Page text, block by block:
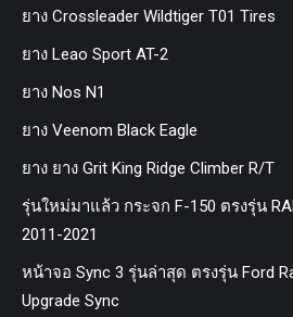
ยาง Crossleader Wildtiger T01 Tires
ยาง Leao Sport AT-2
ยาง Nos N1
ยาง Veenom Black Eagle
ยาง ยาง Grit King Ridge Climber R/T
รุ่นใหม่มาแล้ว กระจก F-150 ตรงรุ่น
2011-2021
หน้าจอ Sync 3 รุ่นล่าสุด ตรงรุ่น Ford
Upgrade Sync